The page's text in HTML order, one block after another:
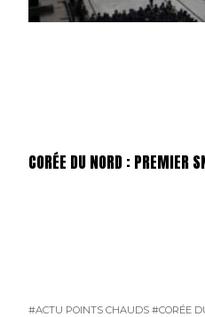
CORÉE DU NORD : PREMIER
#ACTU POINTS CHAUDS #CORÉE